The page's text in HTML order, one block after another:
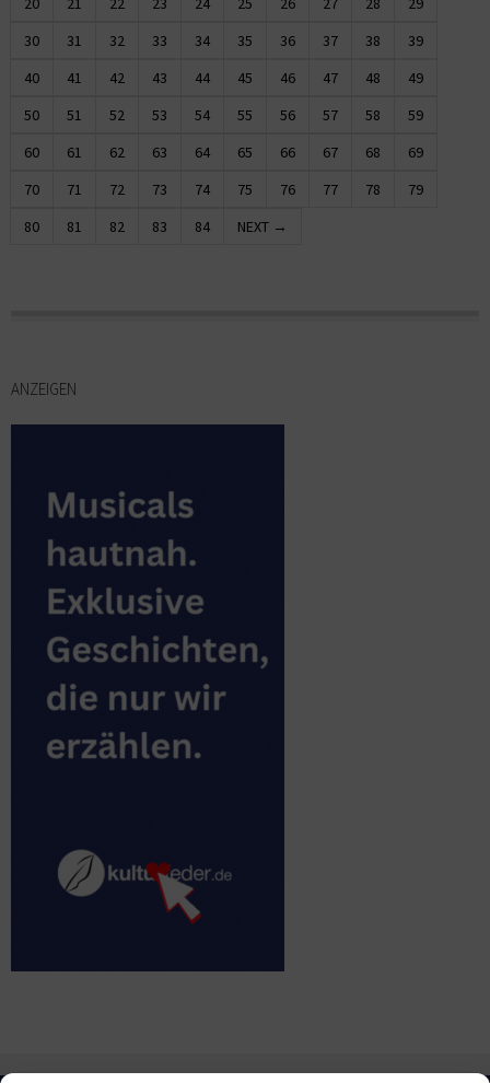
30
31 32 33 34 35 36 37 38
39
40
41 42 43 44 45 46 47 48
49
50
51 52 53 54 55 56 57 58
59
60
61 62 63 64 65 66 67 68
69
70
71 72 73 74 75 76 77 78
79
80
81 82 83 84 NEXT →
ANZEIGEN